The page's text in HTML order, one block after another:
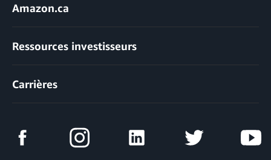
Amazon.ca
Ressources investisseurs
Carrières